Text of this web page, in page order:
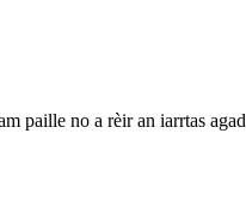
paille no a rèir an iarrtas agad